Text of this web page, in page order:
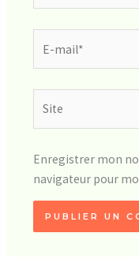
mail*
Enregistrer mon
navigateur pour